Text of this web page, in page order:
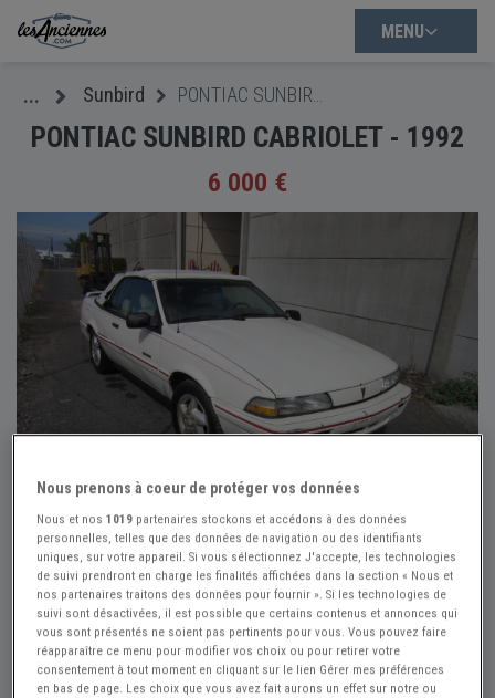
MENU
... Sunbird
PONTIAC SUNBIRD CABRIOLET - 1992
6 000 €
+2
Réf : A729892 Actualisée le : 23/07/2026
Nous prenons à coeur de protéger vos données
Nous et nos1019 partenaires stockons et accédons à des données
personnelles, telles que des données de navigation ou des identifiants
uniques, sur votre appareil. Si vous sélectionnez J'accepte, les technologies
de suivi prendront en charge les finalités affichées dans la section « Nous et
nos partenaires traitons des données pour fournir ». Si les technologies de
suivi sont désactivées, il est possible que certains contenus et annonces qui
vous sont présentés ne soient pas pertinents pour vous. Vous pouvez faire
réapparaître ce menu pour modifier vos choix ou pour retirer votre
consentement à tout moment en cliquant sur le lien Gérer mes préférences
en bas de page. Les choix que vous avez fait aurons un effet sur notre ou